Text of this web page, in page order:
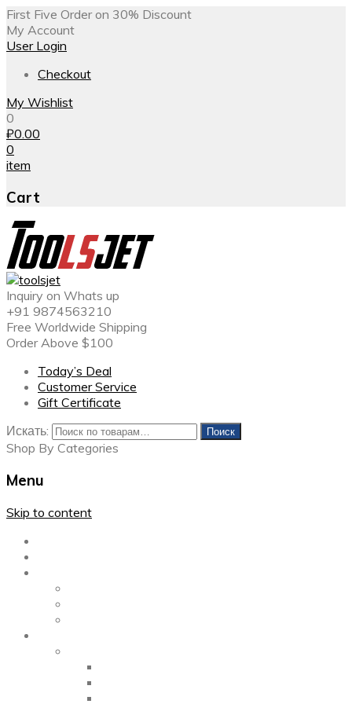
First Five Order on 30% Discount
My Account
User Login
Checkout
My Wishlist
0
₽0.00
0
item
Cart
Inquiry on Whats up
+91 9874563210
Free Worldwide Shipping
Order Above $100
Today’s Deal
Customer Service
Gift Certificate
Искать:
Поиск
Shop By Categories
Menu
Skip to content